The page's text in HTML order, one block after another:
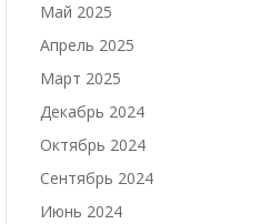
Май 2025
Апрель 2025
Март 2025
Декабрь 2024
Октябрь 2024
Сентябрь 2024
Июнь 2024